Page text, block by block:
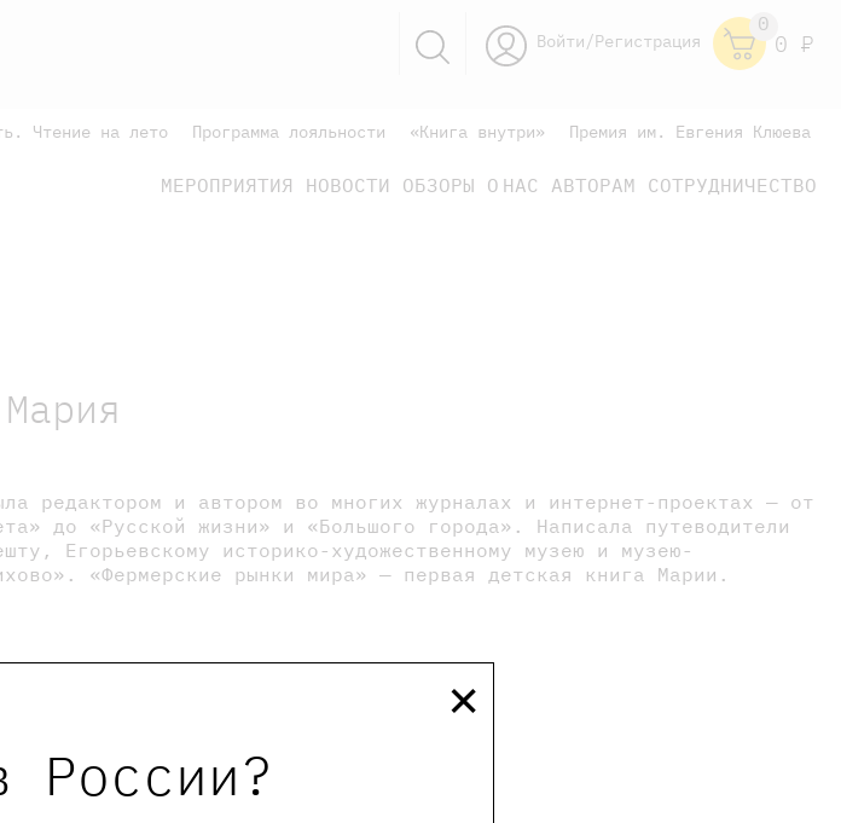
России?
×
Войти/Регистрация
0
0 Р
Чтение на лето Программа лояльности «Книга внутри» Премия им. Евгения Клюева
МЕРОПРИЯТИЯ НОВОСТИ ОБЗОРЫ О НАС АВТОРАМ СОТРУДНИЧЕСТВО
редактором и автором во многих журналах и интернет-проектах — от
до «Русской жизни» и «Большого города». Написала путеводители
Егорьевскому историко-художественному музею и музею-
«Фермерские рынки мира» — первая детская книга Марии.